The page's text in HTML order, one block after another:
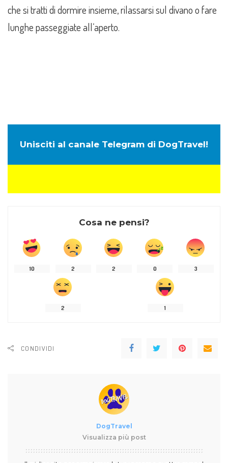
che si tratti di dormire insieme, rilassarsi sul divano o fare
lunghe passeggiate all’aperto.
Unisciti al canale Telegram di DogTravel!
Cosa ne pensi?
10 2 2 0 3
2 1
CONDIVIDI
DogTravel
Visualizza più post